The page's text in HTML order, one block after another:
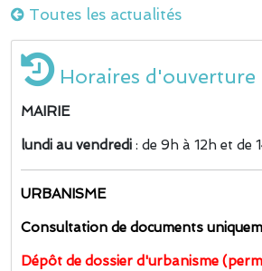
Toutes les actualités
Horaires d'ouverture
MAIRIE
lundi au vendredi : de 9h à 12h et de
URBANISME
Consultation de documents
Dépôt de dossier d'urbanisme